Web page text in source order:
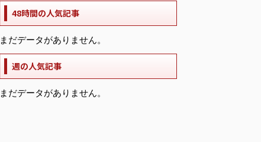
48時間の人気記事
まだデータがありません。
週の人気記事
まだデータがありません。